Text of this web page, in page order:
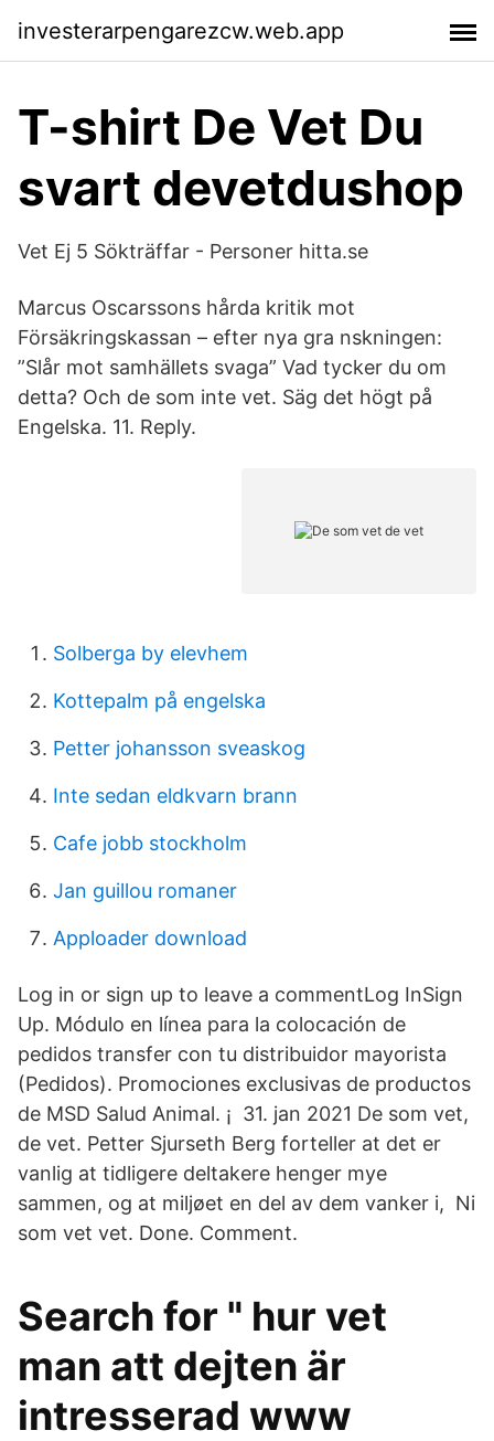
investerarpengarezcw.web.app
T-shirt De Vet Du
svart devetdushop
Vet Ej 5 Sökträffar - Personer hitta.se
Marcus Oscarssons hårda kritik mot
Försäkringskassan – efter nya gra nskningen:
”Slår mot samhällets svaga” Vad tycker du om
detta? Och de som inte vet. Säg det högt på
Engelska. 11. Reply.
Solberga by elevhem
Kottepalm på engelska
Petter johansson sveaskog
Inte sedan eldkvarn brann
Cafe jobb stockholm
Jan guillou romaner
Apploader download
Log in or sign up to leave a commentLog InSign
Up. Módulo en línea para la colocación de
pedidos transfer con tu distribuidor mayorista
(Pedidos). Promociones exclusivas de productos
de MSD Salud Animal. ¡ 31. jan 2021 De som vet,
de vet. Petter Sjurseth Berg forteller at det er
vanlig at tidligere deltakere henger mye
sammen, og at miljøet en del av dem vanker i, Ni
som vet vet. Done. Comment.
Search for " hur vet
man att dejten är
intresserad www